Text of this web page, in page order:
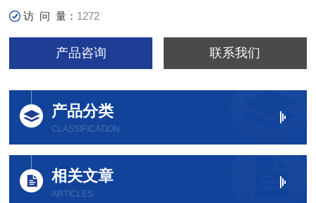
访 问 量： 1272
产品咨询 联系我们
产品分类
CLASSIFICATION
相关文章
ARTICLES